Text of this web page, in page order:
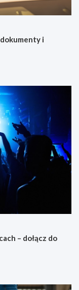
i
– dołącz do